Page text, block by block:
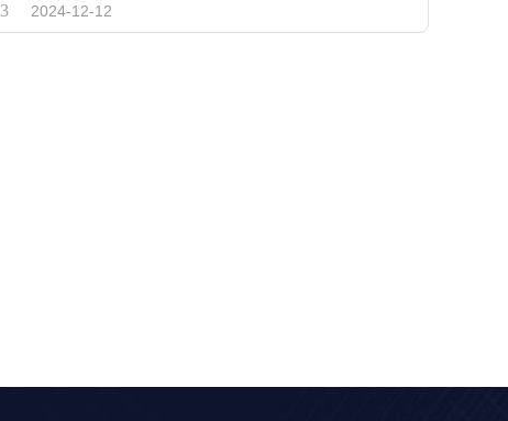
3 2024-12-12